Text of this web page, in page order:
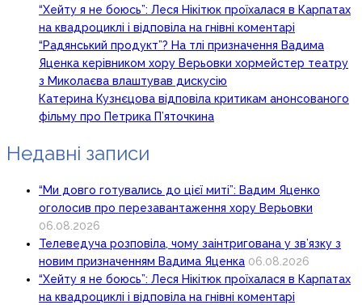
“Хейту я не боюсь”: Леся Нікітюк проїхалася в Карпатах
на квадроциклі і відповіла на гнівні коментарі
“Радянський продукт”? На тлі призначення Вадима
Яценка керівником хору Верьовки хормейстер театру
з Миколаєва влаштував дискусію
Катерина Кузнєцова відповіла критикам анонсованого
фільму про Петрика П’яточкина
Недавні записи
“Ми довго готувались до цієї миті”: Вадим Яценко
оголосив про перезавантаження хору Верьовки
06.08.2026
Телеведуча розповіла, чому заінтригована у зв’язку з
новим призначенням Вадима Яценка 06.08.2026
“Хейту я не боюсь”: Леся Нікітюк проїхалася в Карпатах
на квадроциклі і відповіла на гнівні коментарі